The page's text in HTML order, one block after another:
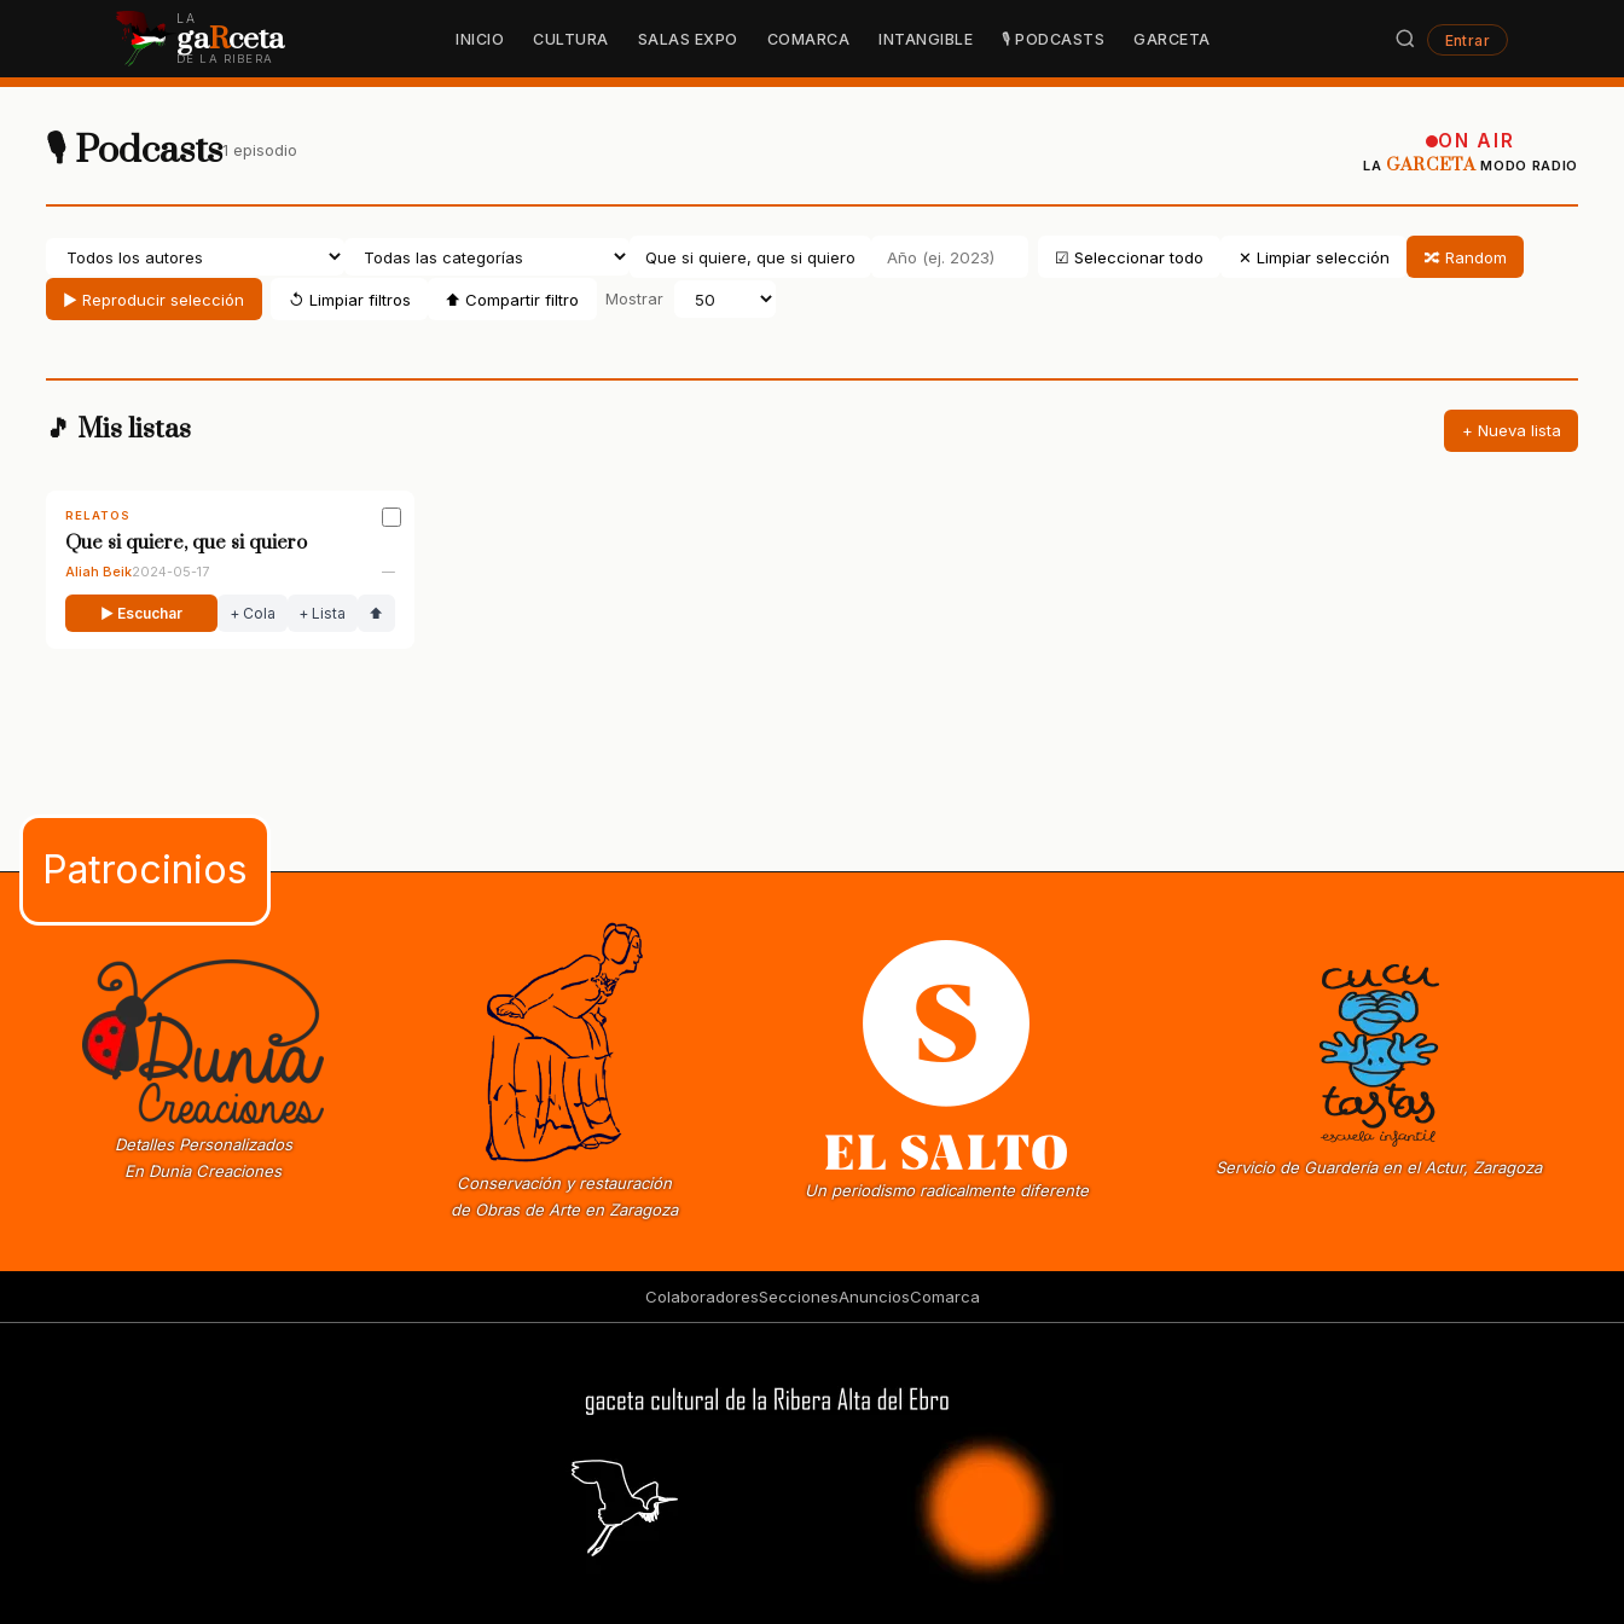
LA
gaRceta
DE LA RIBERA
INICIO CULTURA SALAS EXPO COMARCA INTANGIBLE 🎙 PODCASTS GARCETA Entrar
🎙 Podcasts1 episodio ON AIR
LA GARCETAMODO RADIO
☑ Seleccionar todo ✕ Limpiar selección 🔀 Random
▶ Reproducir selección ↺ Limpiar filtros ⬆ Compartir filtro Mostrar
🎵 Mis listas + Nueva lista
RELATOS
Que si quiere, que si quiero
Aliah Beik2024-05-17 —
▶ Escuchar + Cola + Lista ⬆
Detalles Personalizados
En Dunia Creaciones
Conservación y restauración
de Obras de Arte en Zaragoza
Un periodismo radicalmente diferente
Servicio de Guardería en el Actur, Zaragoza
ColaboradoresSeccionesAnunciosComarca